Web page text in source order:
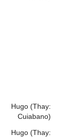
Hugo (Thay:
Cuiabano)
Hugo (Thay: